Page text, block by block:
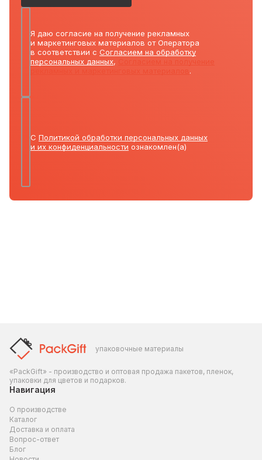
Я даю согласие на получение рекламных
и маркетинговых материалов от Оператора
в соответствии с Согласием на обработку
персональных данных,
.
С Политикой обработки персональных данных
и их конфиденциальности ознакомлен(а)
упаковочные материалы
«PackGift» - производство и оптовая продажа пакетов, пленок,
упаковки для цветов и подарков.
Навигация
О производстве
Каталог
Доставка и оплата
Вопрос-ответ
Блог